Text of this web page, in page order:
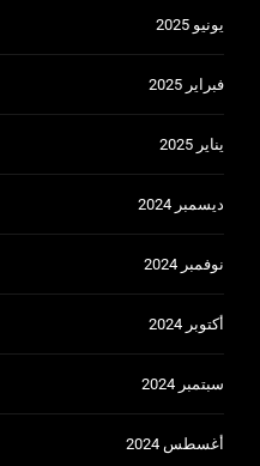
يونيو 2025
فبراير 2025
يناير 2025
ديسمبر 2024
نوفمبر 2024
أكتوبر 2024
سبتمبر 2024
أغسطس 2024